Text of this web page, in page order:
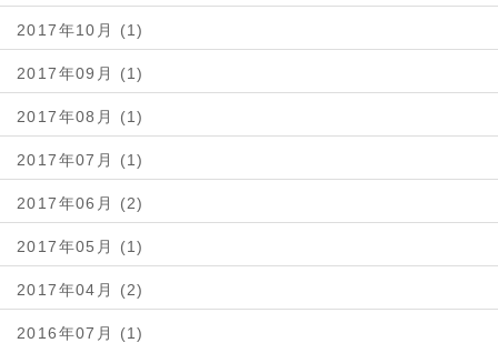
2017年10月 (1)
2017年09月 (1)
2017年08月 (1)
2017年07月 (1)
2017年06月 (2)
2017年05月 (1)
2017年04月 (2)
2016年07月 (1)